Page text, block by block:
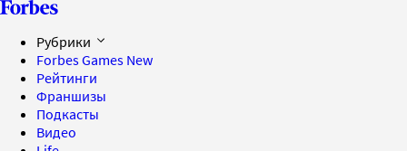
Рубрики
Forbes Games New
Рейтинги
Франшизы
Подкасты
Видео